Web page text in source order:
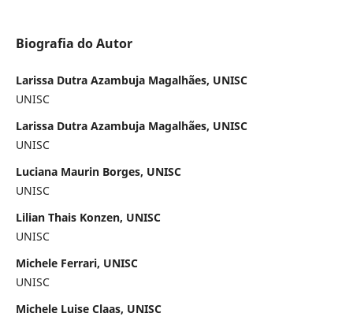
Biografia do Autor
Larissa Dutra Azambuja Magalhães, UNISC
UNISC
Larissa Dutra Azambuja Magalhães, UNISC
UNISC
Luciana Maurin Borges, UNISC
UNISC
Lilian Thais Konzen, UNISC
UNISC
Michele Ferrari, UNISC
UNISC
Michele Luise Claas, UNISC